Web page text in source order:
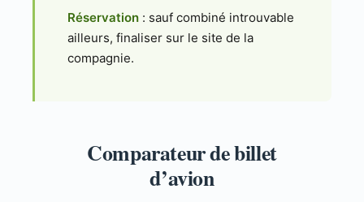
Réservation : sauf combiné introuvable
ailleurs, finaliser sur le site de la
compagnie.
Comparateur de billet
d’avion